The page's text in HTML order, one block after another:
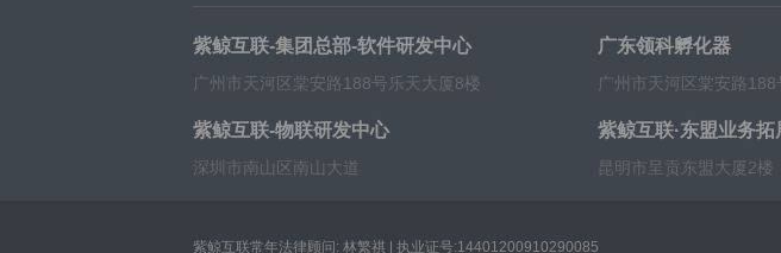
紫鲸互联-集团总部-软件研发中心
广州市天河区棠安路188号乐天大厦8楼
广东领科孵化器
广州市天河区棠安路188
紫鲸互联-物联研发中心
深圳市南山区南山大道
紫鲸互联·东盟业务拓
昆明市呈贡东盟大厦2楼
紫鲸互联常年法律顾问: 林繁祺 | 执业证号:14401200910290085